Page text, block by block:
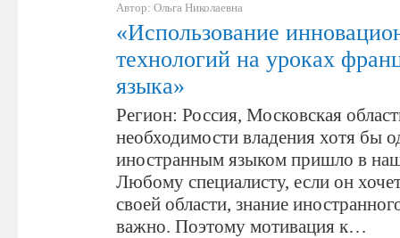
Автор: Ольга Николаевна
«Использование
технологий на уроках
языка»
Регион: Россия, Московская
необходимости владения хотя бы
иностранным языком пришло в
Любому специалисту, если он
своей области, знание
важно. Поэтому мотивация к…